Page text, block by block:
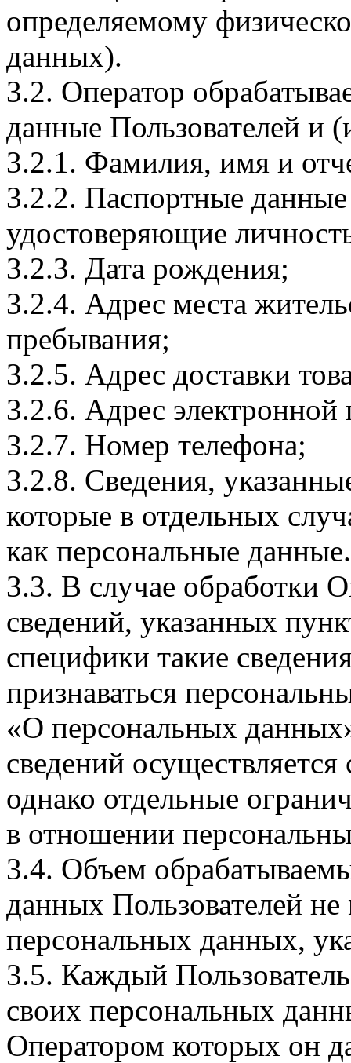
определяемому
данных).
3.2. Оператор
данные Пользователей и
3.2.1. Фамилия, имя и
3.2.2. Паспортные
удостоверяющие
3.2.3. Дата рождения;
3.2.4. Адрес места
пребывания;
3.2.5. Адрес доставки
3.2.6. Адрес электронной
3.2.7. Номер телефона;
3.2.8. Сведения,
которые в отдельных
как персональные данные.
3.3. В случае обработки
сведений, указанных
специфики такие
признаваться
«О персональных
сведений
однако отдельные
в отношении
3.4. Объем
данных Пользователей
персональных данных,
3.5. Каждый
своих персональных
Оператором которых он